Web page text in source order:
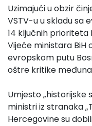
Uzimajući u obzir
VSTV-u u skladu sa
14 ključnih prioriteta
Vijeće ministara BiH
evropskom putu
oštre kritike
Umjesto „historijske
ministri iz stranaka
Hercegovine su